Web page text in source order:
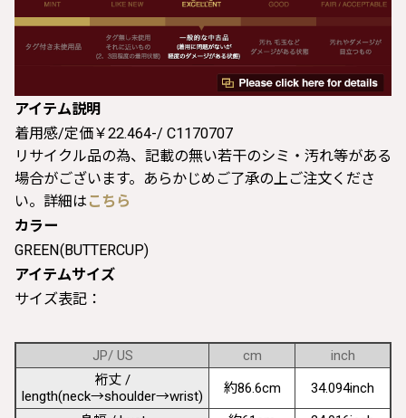
アイテム説明
着用感/定価￥22.464-/ C1170707
リサイクル品の為、記載の無い若干のシミ・汚れ等がある
場合がございます。あらかじめご了承の上ご注文くださ
い。詳細は こちら
カラー
GREEN(BUTTERCUP)
アイテムサイズ
サイズ表記：
JP/ US cm
inch
裄丈 /
length(neck→shoulder→wrist)
約86.6cm
34.094inch